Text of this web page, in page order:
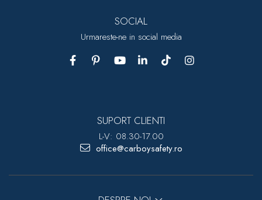
SOCIAL
Urmareste-ne in social media
SUPORT CLIENTI
L-V: 08.30-17.00
office@carboysafety.ro